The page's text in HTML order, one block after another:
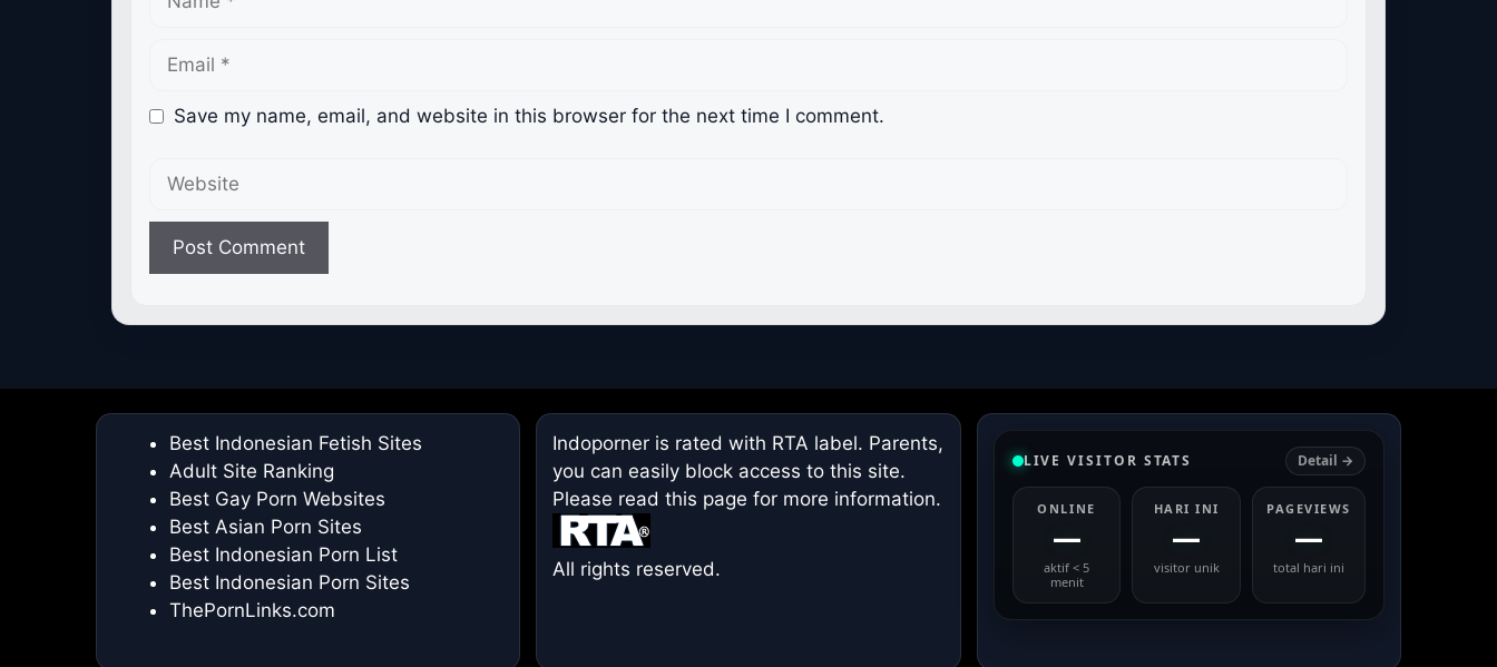
Save my name, email, and website in this browser for the next time I comment.
Website
Best Indonesian Fetish Sites
Adult Site Ranking
Best Gay Porn Websites
Best Asian Porn Sites
Best Indonesian Porn List
Best Indonesian Porn Sites
ThePornLinks.com
Indoporner is rated with RTA label. Parents,
you can easily block access to this site.
Please readthis page for more information.
All rights reserved.
LIVE VISITOR STATS Detail →
ONLINE
—
aktif < 5
menit
HARI INI
—
visitor unik
PAGEVIEWS
—
total hari ini